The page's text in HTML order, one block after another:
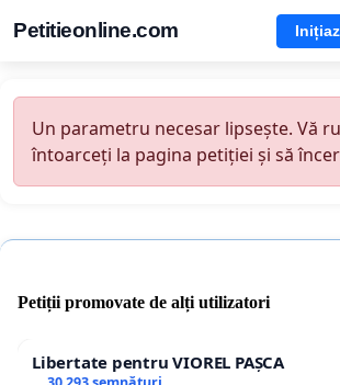
Petitieonline.com
Un parametru necesar lipsește. Vă
întoarceți la pagina petiției și să
Petiții promovate de alți utilizatori
Libertate pentru VIOREL PAȘCA